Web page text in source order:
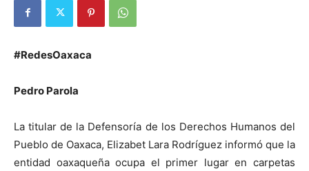
#RedesOaxaca
Pedro Parola
La titular de la Defensoría de los Derechos Humanos del
Pueblo de Oaxaca, Elizabet Lara Rodríguez informó que la
entidad oaxaqueña ocupa el primer lugar en carpetas